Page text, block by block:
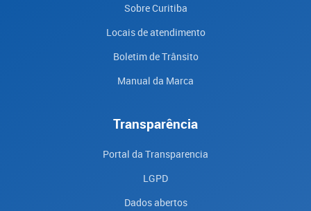
Sobre Curitiba
Locais de atendimento
Boletim de Trânsito
Manual da Marca
Transparência
Portal da Transparencia
LGPD
Dados abertos